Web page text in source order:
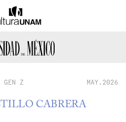
GEN Z MAY.2026
CABRERA